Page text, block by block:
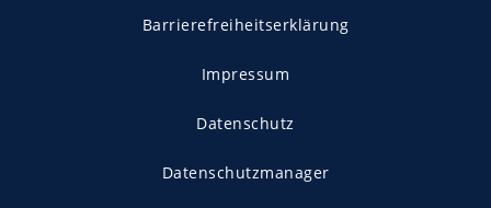
Barrierefreiheitserklärung
Impressum
Datenschutz
Datenschutzmanager